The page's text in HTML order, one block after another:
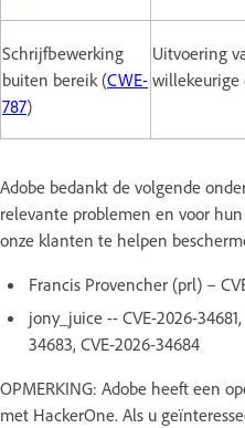
Schrijfbewerking
buiten bereik (CWE-
787)
Uitvoering
willekeurige
Adobe bedankt de volgende
relevante problemen en voor
onze klanten te helpen
Francis Provencher (prl) –
jony_juice -- CVE-2026-
34683, CVE-2026-34684
OPMERKING: Adobe heeft een
met HackerOne. Als u